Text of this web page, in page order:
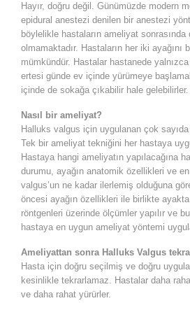
Hayır, doğru değil. Günümüzde modern
epidural anestezi denilen bir anestezi
böylelikle hastaların ameliyat sonrasında
olmamaktadır. Hastaların her iki
mümkündür. Hastalar hastanede
ertesi günde ev içinde yürümeye
içinde de sokağa çıkabilir hale gelebilirler.
Nasıl bir ameliyat?
Halluks valgus için uygulanan çok
Tek bir ameliyat tekniğini her hastaya
Hastaya hangi ameliyatın yapılacağına
durumu, ayağın anatomik özellikleri ve
valgus’un ne kadar ilerlemiş olduğuna
öncesi ayağın özellikleri ile birlikte
röntgenleri üzerinde ölçümler yapılır ve
hastaya en uygun ameliyat yöntemi
Ameliyattan sonra Halluks Valgus
Hasta için doğru seçilmiş ve doğru
kesinlikle tekrarlamaz. Hastalar daha
ve daha rahat yürürler.